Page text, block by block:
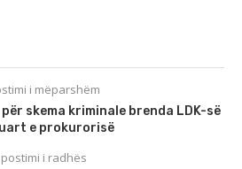
i mëparshëm
skema kriminale brenda LDK-së
e prokurorisë
postimi i radhës